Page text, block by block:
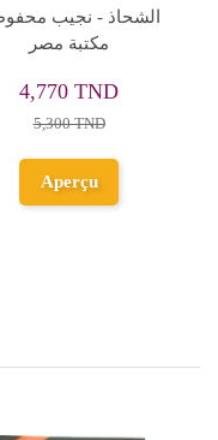
في قبوي - فيودور
دوستويفسكي
22,500 TND
Ajouter au
panier